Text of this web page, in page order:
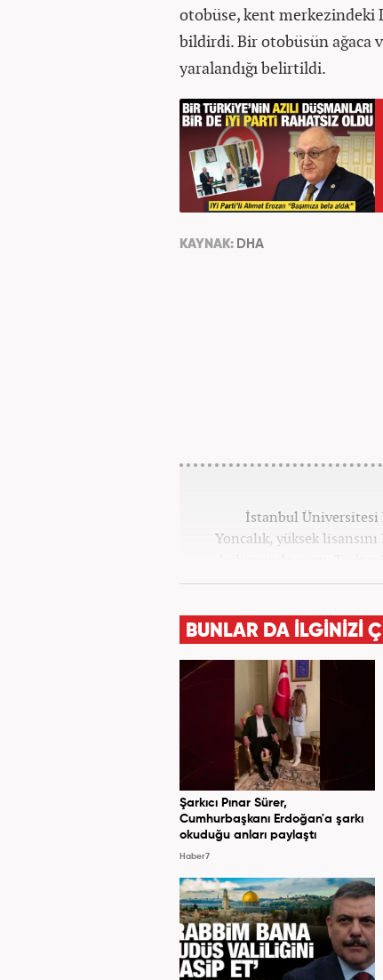
otobüse, kent merkezindeki
bildirdi. Bir otobüsün ağaca
yaralandığı belirtildi.
KAYNAK: DHA
İstanbul Üniversitesi
Yoncalık, yüksek
bölümünde yaptı.
programına devam eden
Meslek hayatına AKŞAM
BUNLAR DA İLGİNİZİ
Şarkıcı Pınar Sürer,
Cumhurbaşkanı Erdoğan'a şarkı
okuduğu anları paylaştı
Haber7